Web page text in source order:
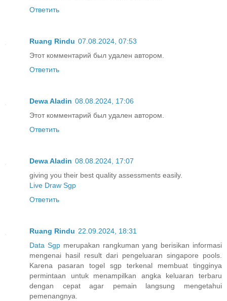
Ответить
Ruang Rindu 07.08.2024, 07:53
Этот комментарий был удален автором.
Ответить
Dewa Aladin 08.08.2024, 17:06
Этот комментарий был удален автором.
Ответить
Dewa Aladin 08.08.2024, 17:07
giving you their best quality assessments easily.
Live Draw Sgp
Ответить
Ruang Rindu 22.09.2024, 18:31
Data Sgpmerupakan rangkuman yang berisikan informasi
mengenai hasil result dari pengeluaran singapore pools.
Karena pasaran togel sgp terkenal membuat tingginya
permintaan untuk menampilkan angka keluaran terbaru
dengan cepat agar pemain langsung mengetahui
pemenangnya.